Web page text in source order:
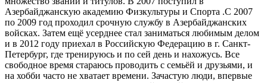
Азербайджанскую академию Физкультуры и Спорта .С 2007
по 2009 год проходил срочную службу в Азербайджанских
войсках. Затем ещё усерднее стал заниматься любимым делом
и в 2012 году приехал в Российскую Федерацию в г. Санкт-
Петербург, где тренируюсь и по сей день и нахожусь. Все
свободное время стараюсь проводить с семьёй и друзьями, и
на хобби часто не хватает времени. Зачастую люди, впервые